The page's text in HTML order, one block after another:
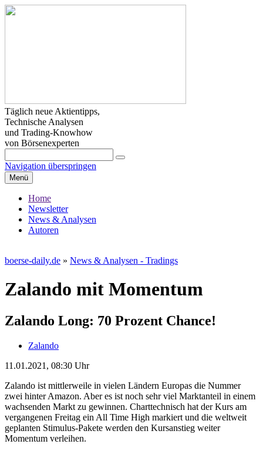
Täglich neue Aktientipps,
Technische Analysen
und Trading-Knowhow
von Börsenexperten
Navigation überspringen
Menü
Home
Newsletter
News & Analysen
Autoren
boerse-daily.de » News & Analysen - Tradings
Zalando mit Momentum
Zalando Long: 70 Prozent Chance!
Zalando
11.01.2021, 08:30 Uhr
Zalando ist mittlerweile in vielen Ländern Europas die Nummer
zwei hinter Amazon. Aber es ist noch sehr viel Marktanteil in einem
wachsenden Markt zu gewinnen. Charttechnisch hat der Kurs am
vergangenen Freitag ein All Time High markiert und die weltweit
geplanten Stimulus-Pakete werden den Kursanstieg weiter
Momentum verleihen.